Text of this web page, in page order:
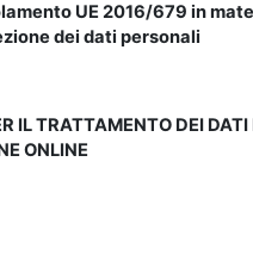
UE 2016/679 in
dei dati personali
IL TRATTAMENTO DEI DATI
ONLINE